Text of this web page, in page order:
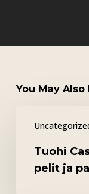
You May Also
Casino
turvallisuus,
Tuohi
pelit ja